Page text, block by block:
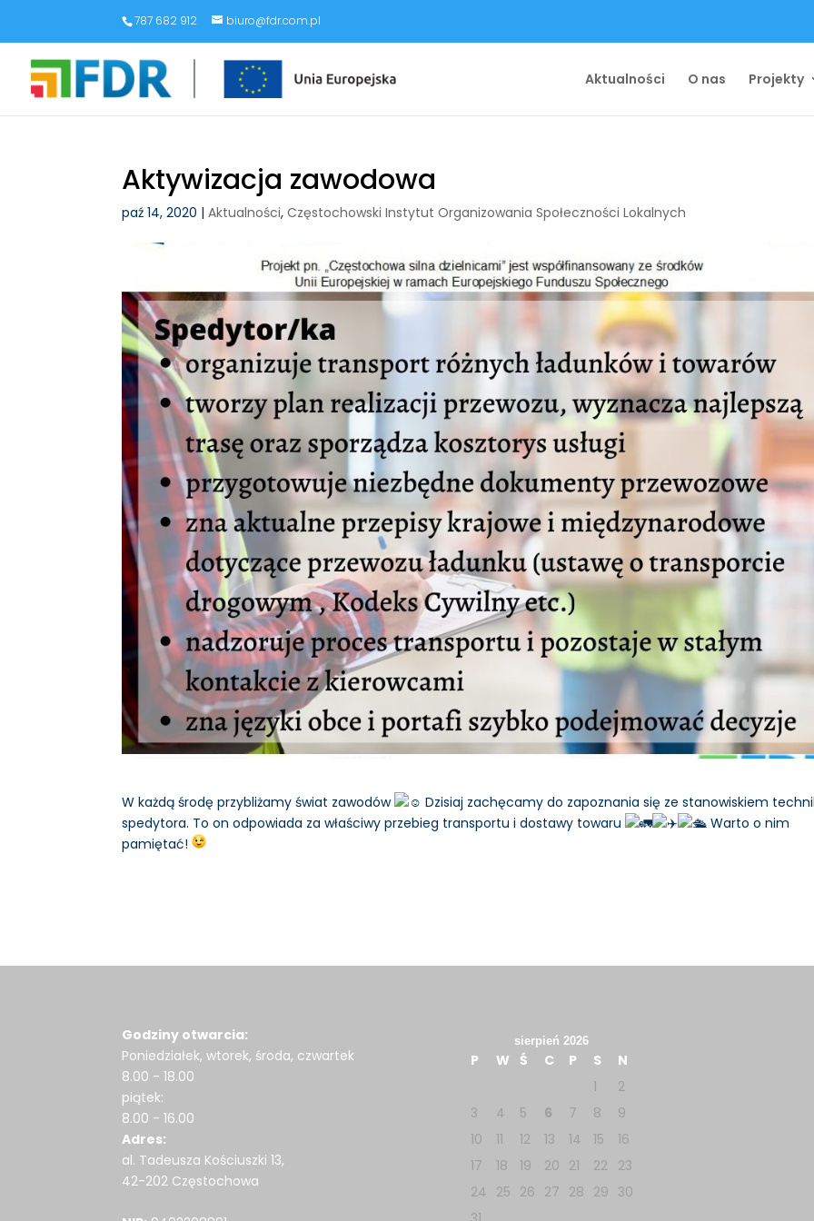
787 682 912 biuro@fdr.com.pl
Aktualności O nas Projekty
Aktywizacja zawodowa
paź 14, 2020 |Aktualności,Częstochowski Instytut Organizowania Społeczności Lokalnych
W każdą środę przybliżamy świat zawodów
Dzisiaj zachęcamy do zapoznania się ze stanowiskiem
spedytora. To on odpowiada za właściwy przebieg transportu i dostawy towaru
Warto o nim
pamiętać!
Godziny otwarcia:
Poniedziałek, wtorek, środa, czwartek
8.00 - 18.00
piątek:
8.00 - 16.00
Adres:
al. Tadeusza Kościuszki 13,
42-202 Częstochowa
sierpień 2026
P W Ś C P S
N
1
2
3
4 5 6 7 8
9
10
11 12 13 14 15
16
17
18 19 20 21 22
23
24 25 26 27 28 29 30